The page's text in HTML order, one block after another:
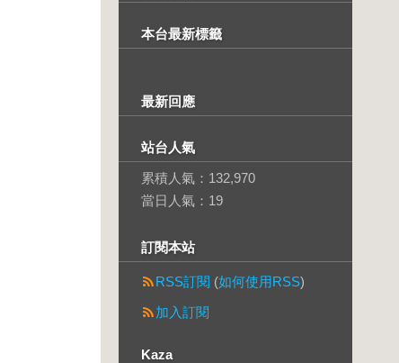
本台最新標籤
最新回應
站台人氣
累積人氣： 132,970
當日人氣： 19
訂閱本站
RSS訂閱 (如何使用RSS)
加入訂閱
Kaza